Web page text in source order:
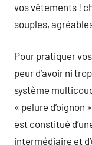
vos vêtements !
souples,
Pour pratiquer
peur d’avoir ni
système
« pelure d’oignon
est constitué
intermédiaire et